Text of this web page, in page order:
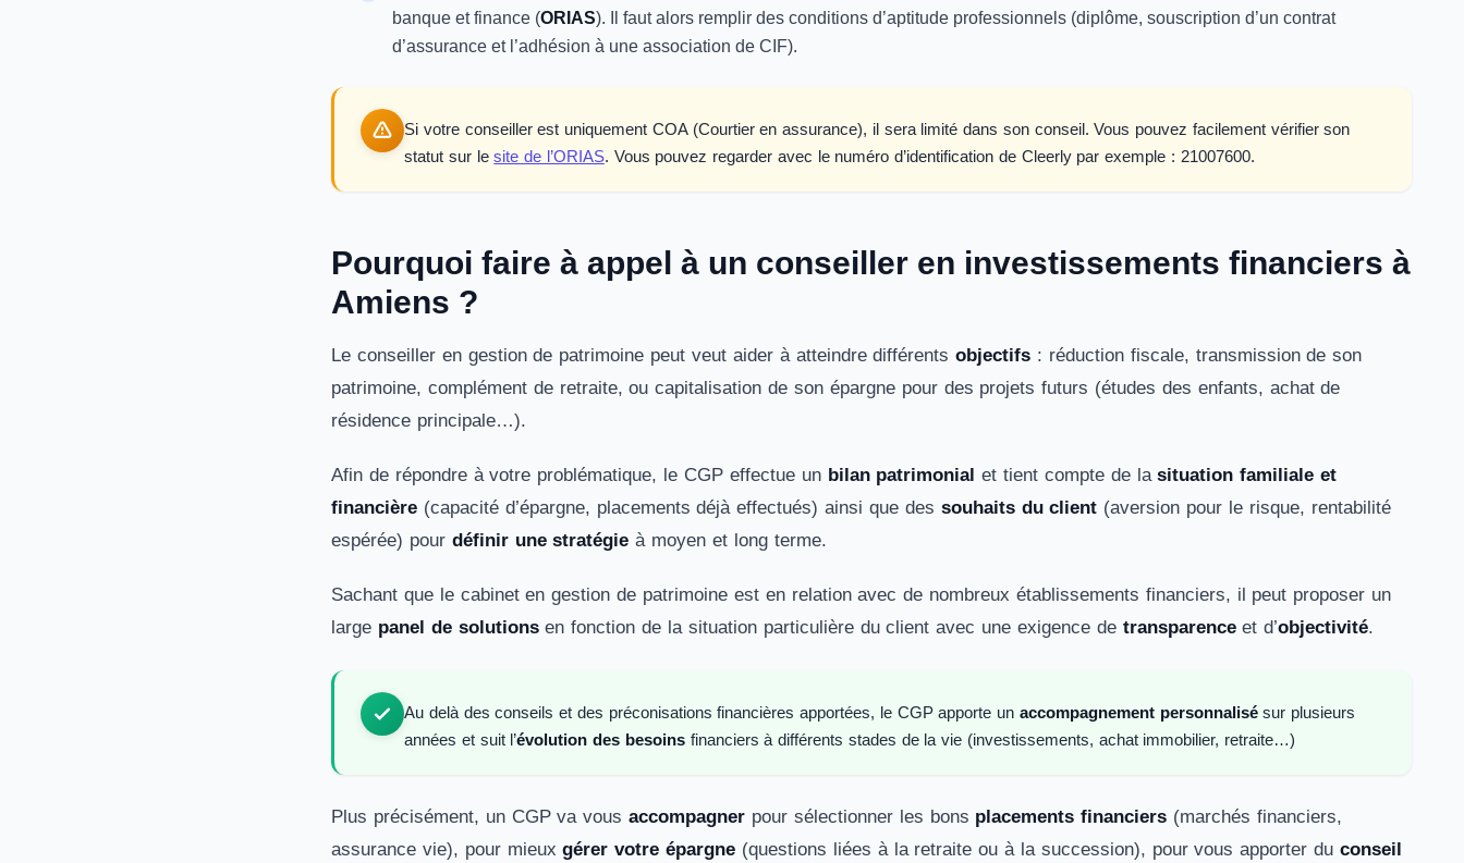
banque et finance (ORIAS). Il faut alors remplir des conditions d’aptitude professionnels (diplôme, souscription d’un contrat
d’assurance et l’adhésion à une association de CIF).
Si votre conseiller est uniquement COA (Courtier en assurance), il sera limité dans son conseil. Vous pouvez facilement vérifier son
statut sur lesite de l’ORIAS. Vous pouvez regarder avec le numéro d’identification de Cleerly par exemple : 21007600.
Pourquoi faire à appel à un conseiller en investissements financiers à
Amiens ?
Le conseiller en gestion de patrimoine peut veut aider à atteindre différentsobjectifs : réduction fiscale, transmission de son
patrimoine, complément de retraite, ou capitalisation de son épargne pour des projets futurs (études des enfants, achat de
résidence principale…).
Afin de répondre à votre problématique, le CGP effectue un bilan patrimonial et tient compte de lasituation familiale et
financière (capacité d’épargne, placements déjà effectués) ainsi que des souhaits du client (aversion pour le risque, rentabilité
espérée) pour définir une stratégie à moyen et long terme.
Sachant que le cabinet en gestion de patrimoine est en relation avec de nombreux établissements financiers, il peut proposer un
large panel de solutionsen fonction de la situation particulière du client avec une exigence de transparenceet d’objectivité.
Au delà des conseils et des préconisations financières apportées, le CGP apporte un accompagnement personnalisésur plusieurs
années et suit l’évolution des besoinsfinanciers à différents stades de la vie (investissements, achat immobilier, retraite…)
Plus précisément, un CGP va vousaccompagner pour sélectionner les bons placements financiers (marchés financiers,
assurance vie), pour mieuxgérer votre épargne (questions liées à la retraite ou à la succession), pour vous apporter duconseil